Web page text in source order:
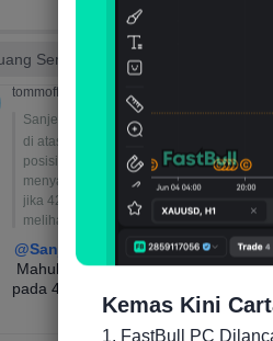
Kemas Kini
1. FastBull PC